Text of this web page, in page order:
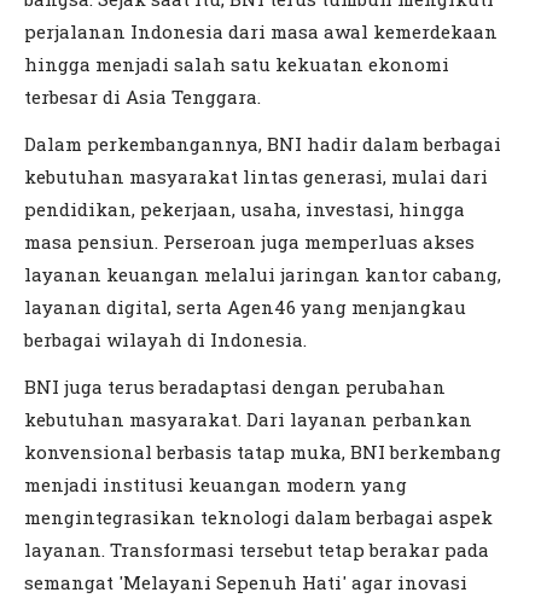
perjalanan Indonesia dari masa awal kemerdekaan
hingga menjadi salah satu kekuatan ekonomi
terbesar di Asia Tenggara.
Dalam perkembangannya, BNI hadir dalam berbagai
kebutuhan masyarakat lintas generasi, mulai dari
pendidikan, pekerjaan, usaha, investasi, hingga
masa pensiun. Perseroan juga memperluas akses
layanan keuangan melalui jaringan kantor cabang,
layanan digital, serta Agen46 yang menjangkau
berbagai wilayah di Indonesia.
BNI juga terus beradaptasi dengan perubahan
kebutuhan masyarakat. Dari layanan perbankan
konvensional berbasis tatap muka, BNI berkembang
menjadi institusi keuangan modern yang
mengintegrasikan teknologi dalam berbagai aspek
layanan. Transformasi tersebut tetap berakar pada
semangat 'Melayani Sepenuh Hati' agar inovasi